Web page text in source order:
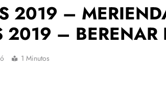
2019 –
2019 – BERENAR
1 Minutos